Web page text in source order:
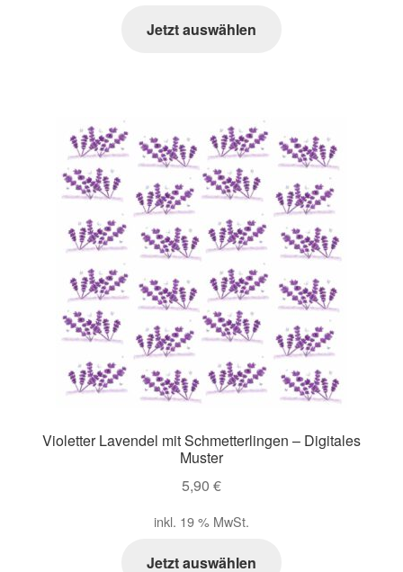
Jetzt auswählen
Violetter Lavendel mit Schmetterlingen – Digitales
Muster
5,90 €
inkl. 19 % MwSt.
Jetzt auswählen